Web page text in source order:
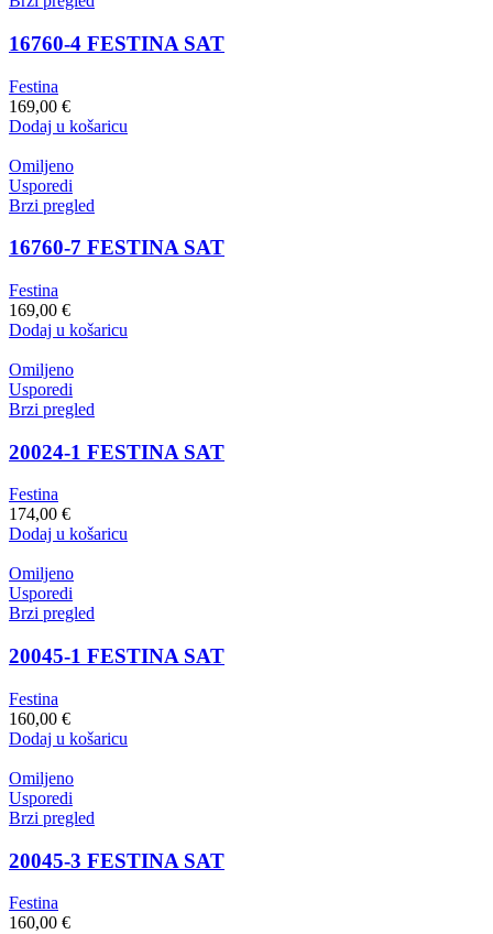
16760-4 FESTINA SAT
Festina
169,00 €
Dodaj u košaricu
Omiljeno
Usporedi
Brzi pregled
16760-7 FESTINA SAT
Festina
169,00 €
Dodaj u košaricu
Omiljeno
Usporedi
Brzi pregled
20024-1 FESTINA SAT
Festina
174,00 €
Dodaj u košaricu
Omiljeno
Usporedi
Brzi pregled
20045-1 FESTINA SAT
Festina
160,00 €
Dodaj u košaricu
Omiljeno
Usporedi
Brzi pregled
20045-3 FESTINA SAT
Festina
160,00 €